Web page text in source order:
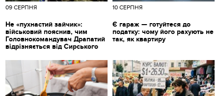
09 СЕРПНЯ
Не «пухнастий зайчик»:
військовий пояснив, чим
Головнокомандувач Драпатий
відрізняється від Сирського
10 СЕРПНЯ
Є гараж — готуйтеся до
податку: чому його рахують не
так, як квартиру